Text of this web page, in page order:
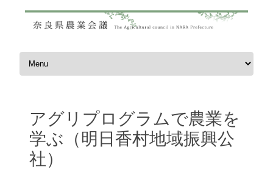
コンテンツへスキップ
アグリプログラムで農業を
学ぶ（明日香村地域振興公
社）